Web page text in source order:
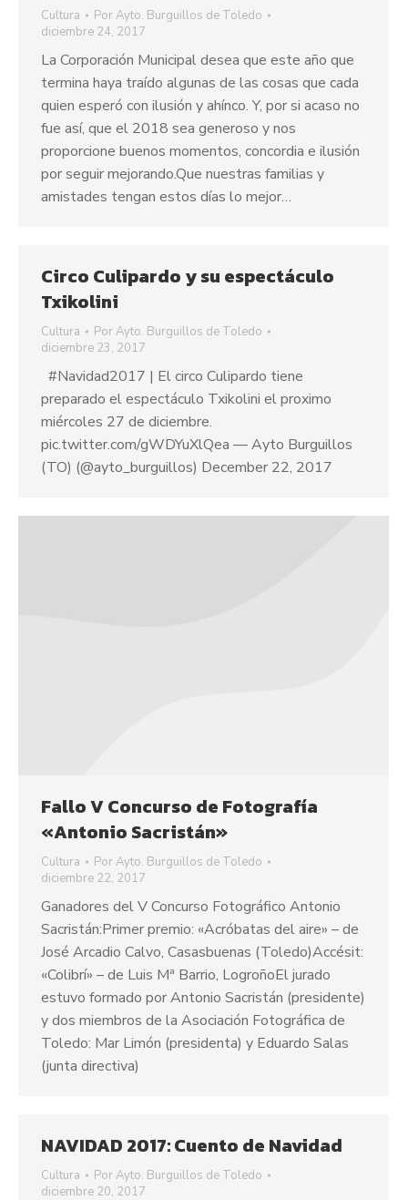
Cultura PorAyto. Burguillos de Toledo
diciembre 24, 2017
La Corporación Municipal desea que este año que
termina haya traído algunas de las cosas que cada
quien esperó con ilusión y ahínco. Y, por si acaso no
fue así, que el 2018 sea generoso y nos
proporcione buenos momentos, concordia e ilusión
por seguir mejorando.Que nuestras familias y
amistades tengan estos días lo mejor…
Circo Culipardo y su espectáculo
Txikolini
Cultura PorAyto. Burguillos de Toledo
diciembre 23, 2017
#Navidad2017 | El circo Culipardo tiene
preparado el espectáculo Txikolini el proximo
miércoles 27 de diciembre.
pic.twitter.com/gWDYuXlQea — Ayto Burguillos
(TO) (@ayto_burguillos) December 22, 2017
Fallo V Concurso de Fotografía
«Antonio Sacristán»
Cultura PorAyto. Burguillos de Toledo
diciembre 22, 2017
Ganadores del V Concurso Fotográfico Antonio
Sacristán:Primer premio: «Acróbatas del aire» – de
José Arcadio Calvo, Casasbuenas (Toledo)Accésit:
«Colibrí» – de Luis Mª Barrio, LogroñoEl jurado
estuvo formado por Antonio Sacristán (presidente)
y dos miembros de la Asociación Fotográfica de
Toledo: Mar Limón (presidenta) y Eduardo Salas
(junta directiva)
NAVIDAD 2017: Cuento de Navidad
Cultura PorAyto. Burguillos de Toledo
diciembre 20, 2017